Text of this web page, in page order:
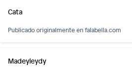
Cata
Publicado originalmente enfalabella.com
Madeyleydy